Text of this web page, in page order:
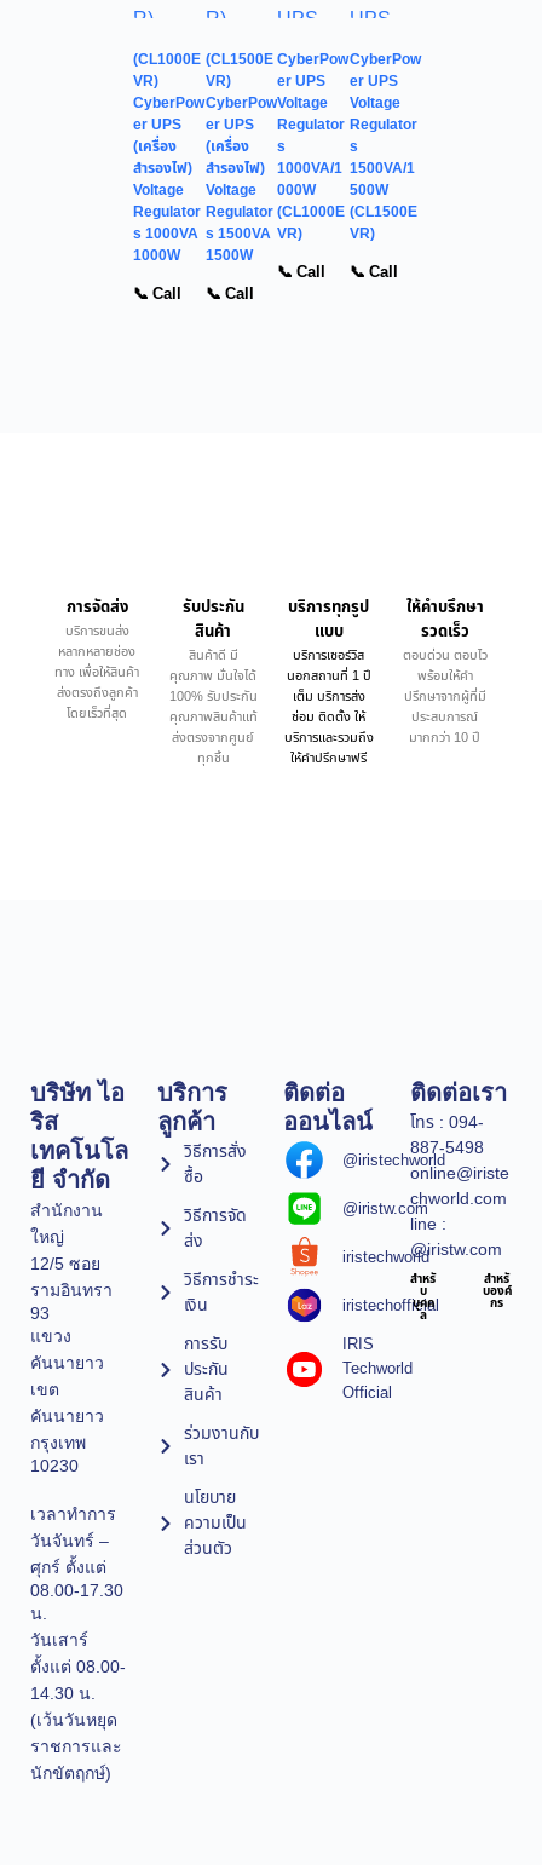
(CL1000E
VR)
CyberPow
er UPS
(เครื่อง
สำรองไฟ)
Voltage
Regulator
s 1000VA
1000W
📞 Call
(CL1500E
VR)
CyberPow
er UPS
(เครื่อง
สำรองไฟ)
Voltage
Regulator
s 1500VA
1500W
📞 Call
CyberPow
er UPS
Voltage
Regulator
s
1000VA/1
000W
(CL1000E
VR)
📞 Call
CyberPow
er UPS
Voltage
Regulator
s
1500VA/1
500W
(CL1500E
VR)
📞 Call
การจัดส่ง
บริการขนส่ง
หลากหลายช่อง
ทาง เพื่อให้สินค้า
ส่งตรงถึงลูกค้า
โดยเร็วที่สุด
รับประกัน
สินค้า
สินค้าดี มี
คุณภาพ มั่นใจได้
100% รับประกัน
คุณภาพสินค้าแท้
ส่งตรงจากศูนย์
ทุกชิ้น
บริการทุกรูป
แบบ
บริการเซอร์วิส
นอกสถานที่ 1 ปี
เต็ม บริการส่ง
ซ่อม ติดตั้ง ให้
บริการและรวมถึง
ให้คำปรึกษาฟรี
ให้คำบรึกษา
รวดเร็ว
ตอบด่วน ตอบไว
พร้อมให้คำ
ปรึกษาจากผู้ที่มี
ประสบการณ์
มากกว่า 10 ปี
บริษัท ไอ
ริส
เทคโนโล
ยี จำกัด
สำนักงาน
ใหญ่
12/5 ซอย
รามอินทรา
93
แขวง
คันนายาว
เขต
คันนายาว
กรุงเทพ
10230
เวลาทำการ
วันจันทร์ –
ศุกร์ ตั้งแต่
08.00-17.30
น.
วันเสาร์
ตั้งแต่ 08.00-
14.30 น.
(เว้นวันหยุด
ราชการและ
นักขัตฤกษ์)
บริการ
ลูกค้า
วิธีการสั่ง
ซื้อ
วิธีการจัด
ส่ง
วิธีการชำระ
เงิน
การรับ
ประกัน
สินค้า
ร่วมงานกับ
เรา
นโยบาย
ความเป็น
ส่วนตัว
ติดต่อ
ออนไลน์
@iristechworld
@iristw.com
iristechworld
iristechofficial
IRIS
Techworld
Official
ติดต่อเรา
โทร : 094-
887-5498
online@iriste
chworld.com
line :
@iristw.com
สำหรั
บ
บุคค
ล
สำหรั
บองค์
กร